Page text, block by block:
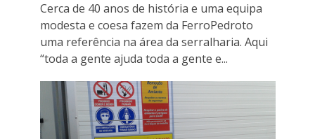
Cerca de 40 anos de história e uma equipa
modesta e coesa fazem da FerroPedroto
uma referência na área da serralharia. Aqui
“toda a gente ajuda toda a gente e...